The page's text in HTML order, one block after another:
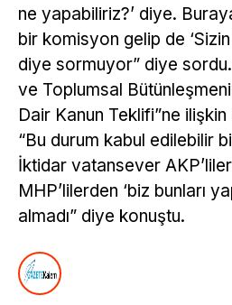
ne yapabiliriz?’ diye.
bir komisyon gelip de
diye sormuyor” diye sordu.
ve Toplumsal
Dair Kanun Teklifi”ne
“Bu durum kabul edilebilir
İktidar vatansever
MHP’lilerden ‘biz bunları
almadı” diye konuştu.